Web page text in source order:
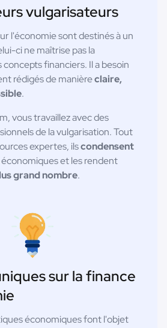
vulgarisateurs
l'économie sont destinés à un
ci ne maîtrise pas la
financiers. Il a besoin
rédigés de manièreclaire,
.
vous travaillez avec des
de la vulgarisation. Tout
expertes, ilscondensent
économiques et les rendent
grand nombre.
sur la finance
économiques font l'objet